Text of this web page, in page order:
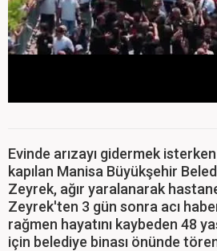
Evinde arızayı gidermek
kapılan Manisa Büyükşehir
Zeyrek, ağır yaralanarak
Zeyrek'ten 3 gün sonra acı
rağmen hayatını kaybeden 48
için belediye binası önünde